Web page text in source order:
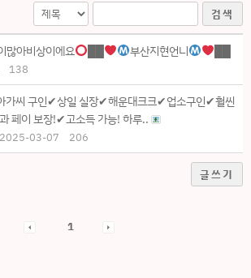
검색
많아비상이에요 부산지현언니
138
가씨 구인✔상일 실장✔해운대크크✔업소구인✔훨씬
페이 보장!✔고소득 가능! 하루..
2025-03-07 206
글쓰기
1